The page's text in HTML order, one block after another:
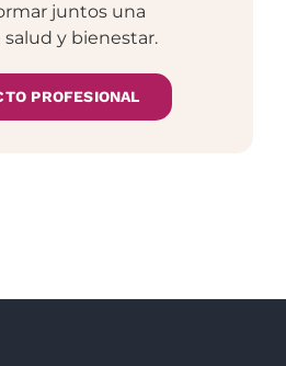
juntos una
y bienestar.
PROFESIONAL